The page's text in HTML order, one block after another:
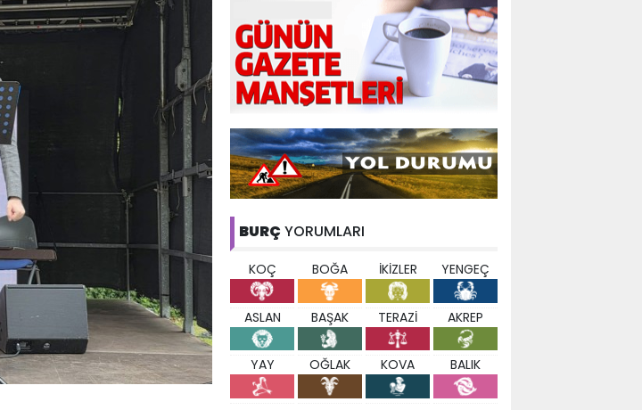
BURÇ YORUMLARI
KOÇ BOĞA İKİZLER YENGEÇ
ASLAN BAŞAK TERAZİ AKREP
YAY OĞLAK KOVA BALIK